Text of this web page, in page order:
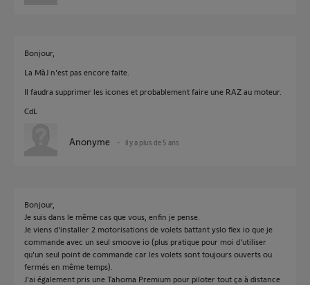
Bonjour,
La MàJ n'est pas encore faite.
Il faudra supprimer les icones et probablement faire une RAZ au moteur.
CdL
Anonyme il y a plus de 5 ans
Bonjour,
Je suis dans le même cas que vous, enfin je pense.
Je viens d'installer 2 motorisations de volets battant yslo flex io que je
commande avec un seul smoove io (plus pratique pour moi d'utiliser
qu'un seul point de commande car les volets sont toujours ouverts ou
fermés en même temps).
J'ai également pris une Tahoma Premium pour piloter tout ça à distance